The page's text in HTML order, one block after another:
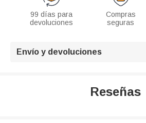
99 días para
devoluciones
Compras
seguras
Envío y devoluciones
Reseñas